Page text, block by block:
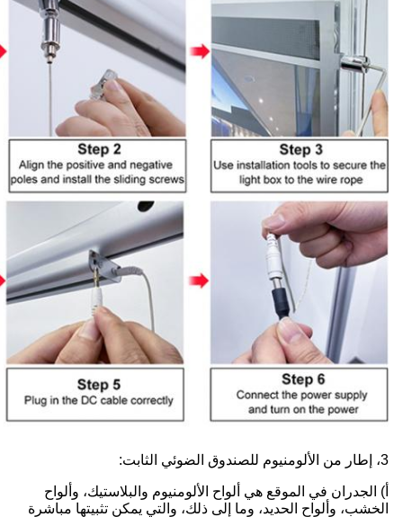
3، إطار من الألومنيوم للصندوق الضوئي الثابت:
أ) الجدران في الموقع هي ألواح الألومنيوم والبلاستيك، وألواح
الخشب، وألواح الحديد، وما إلى ذلك، والتي يمكن تثبيتها مباشرة